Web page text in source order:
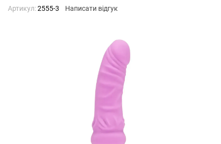
Артикул:2555-3 Написати відгук